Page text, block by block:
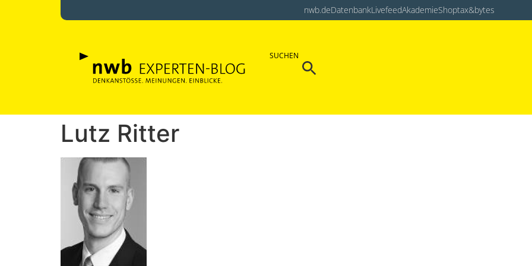
nwb.deDatenbankLivefeedAkademieShoptax&bytes
SUCHEN
Search
Lutz Ritter